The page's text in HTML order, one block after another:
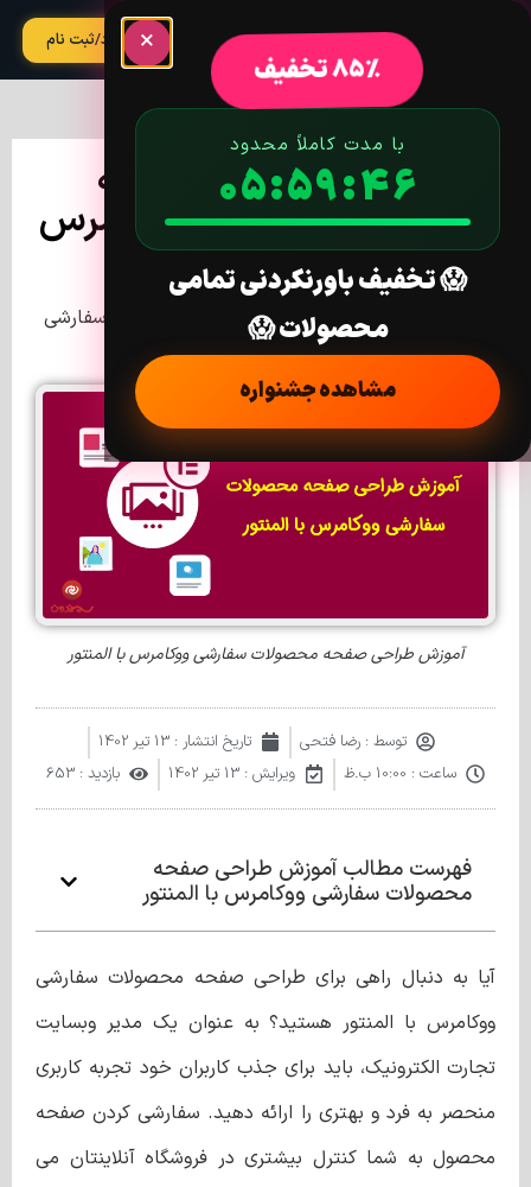
×
85% تخفیف
با مدت کاملاً محدود
05:59:45
😱 تخفیف باورنکردنی تمامی
محصولات 😱
مشاهده جشنواره
آپدیت ورود/ثبت نام
آموزش طراحی صفحه
محصولات سفارشی ووکامرس
با المنتور
آموزش/ آموزش طراحی صفحه محصولات سفارشی
ووکامرس با المنتور
آموزش طراحی صفحه محصولات سفارشی ووکامرس با المنتور
توسط : رضا فتحی تاریخ انتشار : 13 تیر 1402
ساعت : 10:00 ب.ظ ویرایش : 13 تیر 1402 بازدید : 653
فهرست مطالب آموزش طراحی صفحه
محصولات سفارشی ووکامرس با المنتور
آیا به دنبال راهی برای طراحی صفحه محصولات سفارشی
ووکامرس با المنتور هستید؟ به عنوان یک مدیر وبسایت
تجارت الکترونیک، باید برای جذب کاربران خود تجربه کاربری
منحصر به فرد و بهتری را ارائه دهید. سفارشی کردن صفحه
محصول به شما کنترل بیشتری در فروشگاه آنلاینتان می